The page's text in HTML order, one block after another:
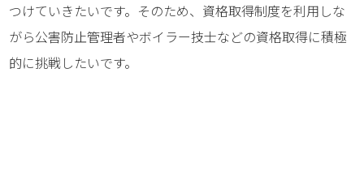
つけていきたいです。そのため、資格取得制度を利用しな
がら公害防止管理者やボイラー技士などの資格取得に積極
的に挑戦したいです。